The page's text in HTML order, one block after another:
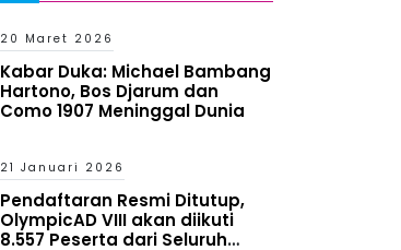
20 Maret 2026
Kabar Duka: Michael Bambang
Hartono, Bos Djarum dan
Como 1907 Meninggal Dunia
21 Januari 2026
Pendaftaran Resmi Ditutup,
OlympicAD VIII akan diikuti
8.557 Peserta dari Seluruh